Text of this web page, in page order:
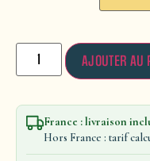
AJOUTER AU
France : livraison
Hors France : tarif